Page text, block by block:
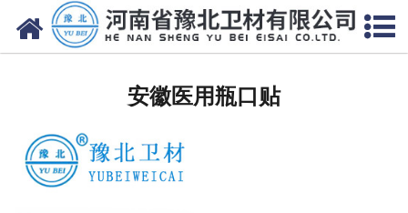
网站首页
安徽医用瓶口贴